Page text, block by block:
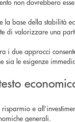
non dovrebbero
la base della stabilità
di valorizzare una
i due approcci
sia le esigenze
e
generali.